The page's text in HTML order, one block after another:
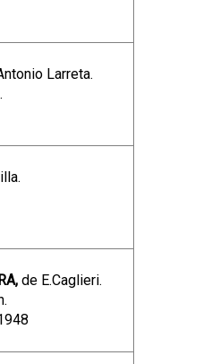
Larreta.
de E.Caglieri.